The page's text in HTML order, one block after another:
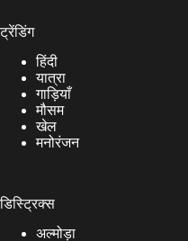
ट्रेंडिंग
हिंदी
यात्रा
गाड़ियाँ
मौसम
खेल
मनोरंजन
डिस्ट्रिक्स
अल्मोड़ा